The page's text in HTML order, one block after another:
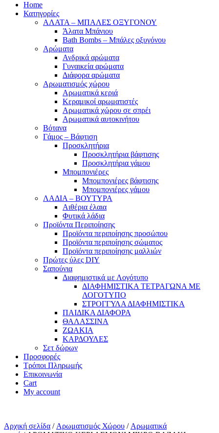
Home
Κατηγορίες
ΑΛΑΤΑ – ΜΠΑΛΕΣ ΟΞΥΓΟΝΟΥ
Άλατα Μπάνιου
Bath Bombs – Μπάλες οξυγόνου
Αρώματα
Ανδρικά αρώματα
Γυναικεία αρώματα
Διάφορα αρώματα
Αρωματισμός χώρου
Αρωματικά κεριά
Kεραμικοί αρωματιστές
Αρωματικά χώρου σε σπρέι
Aρωματικά αυτοκινήτου
Βότανα
Γάμος – Βάφτιση
Προσκλητήρια
Προσκλητήρια βάφτισης
Προσκλητήρια γάμου
Μπομπονιέρες
Μπομπονιέρες βάφτισης
Μπομπονιέρες γάμου
ΛΑΔΙΑ – ΒΟΥΤΥΡΑ
Αιθέρια έλαια
Φυτικά λάδια
Προϊόντα Περιποίησης
Προϊόντα περιποίησης προσώπου
Προϊόντα περιποίησης σώματος
Προϊόντα περιποίησης μαλλιών
Πρώτες ύλες DIY
Σαπούνια
Διαφημιστικά με Λογότυπο
ΔΙΑΦΗΜΙΣΤΙΚΑ ΤΕΤΡΑΓΩΝΑ ΜΕ
ΛΟΓΟΤΥΠΟ
ΣΤΡΟΓΓΥΛΑ ΔΙΑΦΗΜΙΣΤΙΚΑ
ΠΑΙΔΙΚΑ ΔΙΑΦΟΡΑ
ΘΑΛΑΣΣΙΝΑ
ΖΩΑΚΙΑ
ΚΑΡΔΟΥΛΕΣ
Σετ δώρων
Προσφορές
Τρόποι Πληρωμής
Επικοινωνία
Cart
My account
Αρχική σελίδα / Αρωματισμός Χώρου / Αρωματικά